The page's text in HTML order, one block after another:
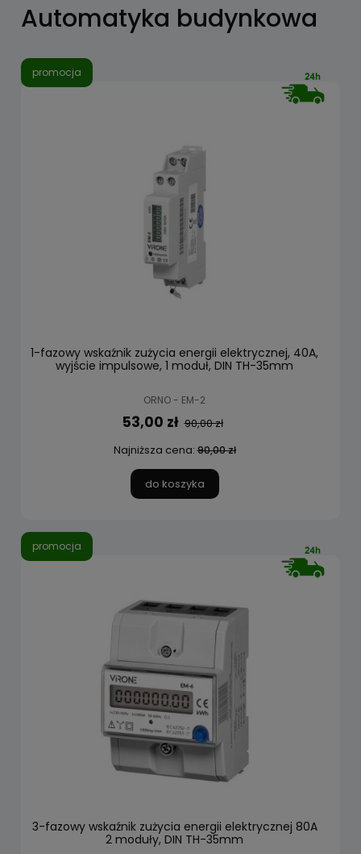
Automatyka budynkowa
1-fazowy wskaźnik zużycia energii elektrycznej, 40A,
wyjście impulsowe, 1 moduł, DIN TH-35mm
ORNO - EM-2
53,00 zł 90,00 zł
Najniższa cena:90,00 zł
do koszyka
promocja
3-fazowy wskaźnik zużycia energii elektrycznej 80A
2 moduły, DIN TH-35mm
promocja